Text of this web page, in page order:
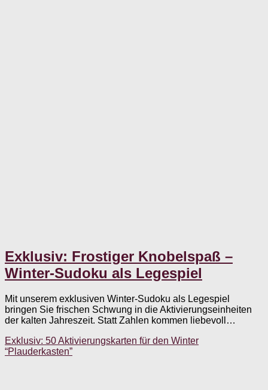
Exklusiv: Frostiger Knobelspaß –
Winter-Sudoku als Legespiel
Mit unserem exklusiven Winter-Sudoku als Legespiel
bringen Sie frischen Schwung in die Aktivierungseinheiten
der kalten Jahreszeit. Statt Zahlen kommen liebevoll…
Exklusiv: 50 Aktivierungskarten für den Winter
“Plauderkasten”